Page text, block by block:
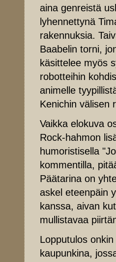
aina genreistä
lyhennettynä
rakennuksia.
Baabelin torni,
käsittelee myös
robotteihin
animelle
Kenichin välisen
Vaikka elokuva
Rock-hahmon
humoristisella
kommentilla,
Päätarina on
askel eteenpäin
kanssa, aivan
mullistavaa
Lopputulos
kaupunkina,